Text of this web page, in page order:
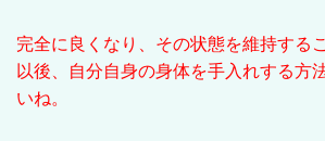
完全に良くなり、その状態を維持する
以後、自分自身の身体を手入れする方
いね。